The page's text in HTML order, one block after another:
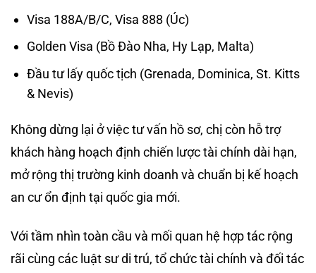
Visa 188A/B/C, Visa 888 (Úc)
Golden Visa (Bồ Đào Nha, Hy Lạp, Malta)
Đầu tư lấy quốc tịch (Grenada, Dominica, St. Kitts
& Nevis)
Không dừng lại ở việc tư vấn hồ sơ, chị còn hỗ trợ
khách hàng hoạch định chiến lược tài chính dài hạn,
mở rộng thị trường kinh doanh và chuẩn bị kế hoạch
an cư ổn định tại quốc gia mới.
Với tầm nhìn toàn cầu và mối quan hệ hợp tác rộng
rãi cùng các luật sư di trú, tổ chức tài chính và đối tác